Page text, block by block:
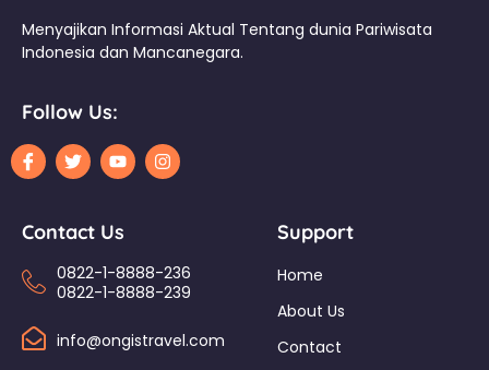
Menyajikan Informasi Aktual Tentang dunia Pariwisata
Indonesia dan Mancanegara.
Follow Us:
Contact Us
0822-1-8888-236
0822-1-8888-239
info@ongistravel.com
Support
Home
About Us
Contact